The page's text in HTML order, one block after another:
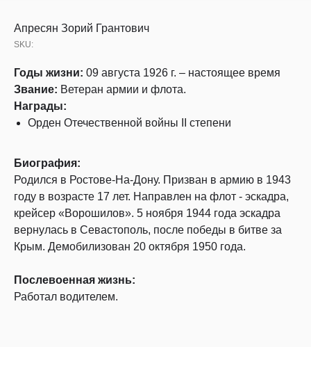
Апресян Зорий Грантович
SKU:
Годы жизни: 09 августа 1926 г. – настоящее время
Звание: Ветеран армии и флота.
Награды:
Орден Отечественной войны II степени
Биография:
Родился в Ростове-На-Дону. Призван в армию в 1943
году в возрасте 17 лет. Направлен на флот - эскадра,
крейсер «Ворошилов». 5 ноября 1944 года эскадра
вернулась в Севастополь, после победы в битве за
Крым. Демобилизован 20 октября 1950 года.
Послевоенная жизнь:
Работал водителем.